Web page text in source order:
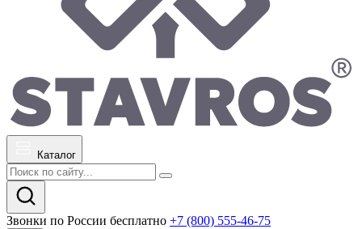
Каталог
Звонки по России бесплатно +7 (800) 555-46-75